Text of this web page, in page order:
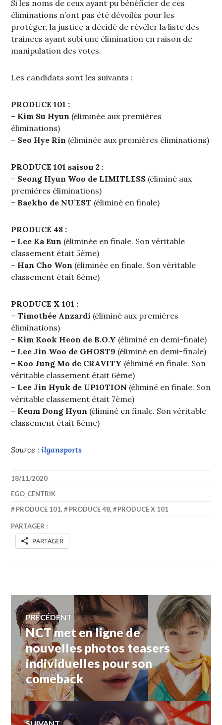
Si les noms de ceux ayant pu bénéficier de ces
éliminations n’ont pas été dévoilés pour les
protéger, la justice a décidé de révéler la liste des
trainees ayant subi une élimination en raison de
manipulation des votes.
Les candidats sont les suivants :
PRODUCE 101 :
– Kim Su Hyun (éliminée aux premières
éliminations)
– Seo Hye Rin (éliminée aux premières éliminations)
PRODUCE 101 saison 2 :
– Seong Hyun Woo de LIMITLESS (éliminé aux
premières éliminations)
– Baekho de NU’EST (éliminé en finale)
PRODUCE 48 :
– Lee Ka Eun (éliminée en finale. Son véritable
classement était 5ème)
– Han Cho Won (éliminée en finale. Son véritable
classement était 6ème)
PRODUCE X 101 :
–Timothée Anzardi (éliminé aux premières
éliminations)
– Kim Kook Heon de B.O.Y (éliminé en demi-finale)
– Lee Jin Woo de GHOST9 (éliminé en demi-finale)
– Koo Jung Mo de CRAVITY (éliminé en finale. Son
véritable classement était 6ème)
– Lee Jin Hyuk de UP10TION (éliminé en finale. Son
véritable classement était 7ème)
– Keum Dong Hyun (éliminé en finale. Son véritable
classement était 8ème)
Source :ilgansports
18/11/2020
EGO_CENTRIK
PRODUCE 101, PRODUCE 48, PRODUCE X 101
PARTAGER :
PARTAGER
Navigation
de
l’article
PRÉCÉDENT
Article
précédent :
NCT met en ligne de
nouvelles photos teasers
individuelles pour son
comeback
SUIVANT